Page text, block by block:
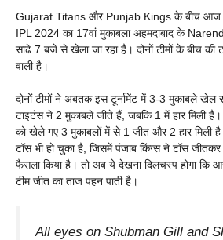
Gujarat Titans और Punjab Kings के बीच आज 4
IPL 2024 का 17वां मुकाबला अहमदाबाद के
साढे 7 बजे से खेला जा रहा है। दोनों टीमों के बीच की
वाली है।
दोनों टीमों ने अबतक इस टूर्नामेंट में 3-3 मुकाबले
टाइटंस ने 2 मुकाबले जीते हैं, जबकि 1 में हार मिली है।
को खेले गए 3 मुकाबलों में से 1 जीत और 2 हार मिली
टॉस भी हो चुका है, जिसमें पंजाब किंग्स ने टॉस
फैसला किया है। तो अब ये देखना दिलचस्प होगा कि
टीम जीत का ताज पहन पाती है।
All eyes on Shubman Gill and